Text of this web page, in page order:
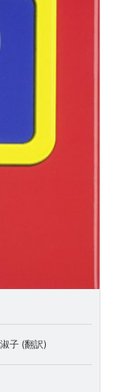
子 (翻訳)